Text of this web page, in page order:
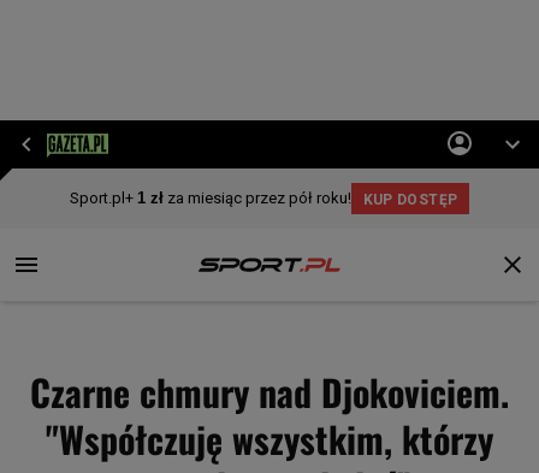
Czarne chmury nad Djokoviciem.
"Współczuję wszystkim, którzy